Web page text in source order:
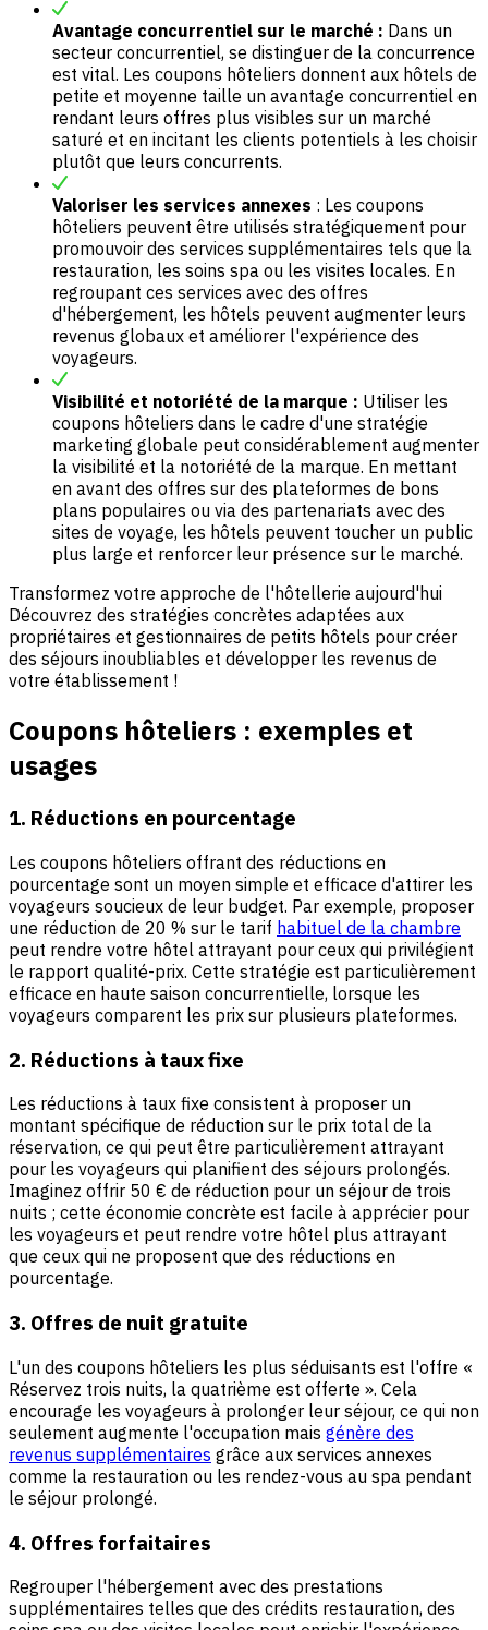
Avantage concurrentiel sur le marché : Dans un
secteur concurrentiel, se distinguer de la concurrence
est vital. Les coupons hôteliers donnent aux hôtels de
petite et moyenne taille un avantage concurrentiel en
rendant leurs offres plus visibles sur un marché
saturé et en incitant les clients potentiels à les choisir
plutôt que leurs concurrents.
Valoriser les services annexes : Les coupons
hôteliers peuvent être utilisés stratégiquement pour
promouvoir des services supplémentaires tels que la
restauration, les soins spa ou les visites locales. En
regroupant ces services avec des offres
d'hébergement, les hôtels peuvent augmenter leurs
revenus globaux et améliorer l'expérience des
voyageurs.
Visibilité et notoriété de la marque : Utiliser les
coupons hôteliers dans le cadre d'une stratégie
marketing globale peut considérablement augmenter
la visibilité et la notoriété de la marque. En mettant
en avant des offres sur des plateformes de bons
plans populaires ou via des partenariats avec des
sites de voyage, les hôtels peuvent toucher un public
plus large et renforcer leur présence sur le marché.
Transformez votre approche de l'hôtellerie aujourd'hui
Découvrez des stratégies concrètes adaptées aux
propriétaires et gestionnaires de petits hôtels pour créer
des séjours inoubliables et développer les revenus de
votre établissement !
Coupons hôteliers : exemples et
usages
1. Réductions en pourcentage
Les coupons hôteliers offrant des réductions en
pourcentage sont un moyen simple et efficace d'attirer les
voyageurs soucieux de leur budget. Par exemple, proposer
une réduction de 20 % sur le tarif habituel de la chambre
peut rendre votre hôtel attrayant pour ceux qui privilégient
le rapport qualité-prix. Cette stratégie est particulièrement
efficace en haute saison concurrentielle, lorsque les
voyageurs comparent les prix sur plusieurs plateformes.
2. Réductions à taux fixe
Les réductions à taux fixe consistent à proposer un
montant spécifique de réduction sur le prix total de la
réservation, ce qui peut être particulièrement attrayant
pour les voyageurs qui planifient des séjours prolongés.
Imaginez offrir 50 € de réduction pour un séjour de trois
nuits ; cette économie concrète est facile à apprécier pour
les voyageurs et peut rendre votre hôtel plus attrayant
que ceux qui ne proposent que des réductions en
pourcentage.
3. Offres de nuit gratuite
L'un des coupons hôteliers les plus séduisants est l'offre «
Réservez trois nuits, la quatrième est offerte ». Cela
encourage les voyageurs à prolonger leur séjour, ce qui non
seulement augmente l'occupation mais génère des
revenus supplémentaires grâce aux services annexes
comme la restauration ou les rendez-vous au spa pendant
le séjour prolongé.
4. Offres forfaitaires
Regrouper l'hébergement avec des prestations
supplémentaires telles que des crédits restauration, des